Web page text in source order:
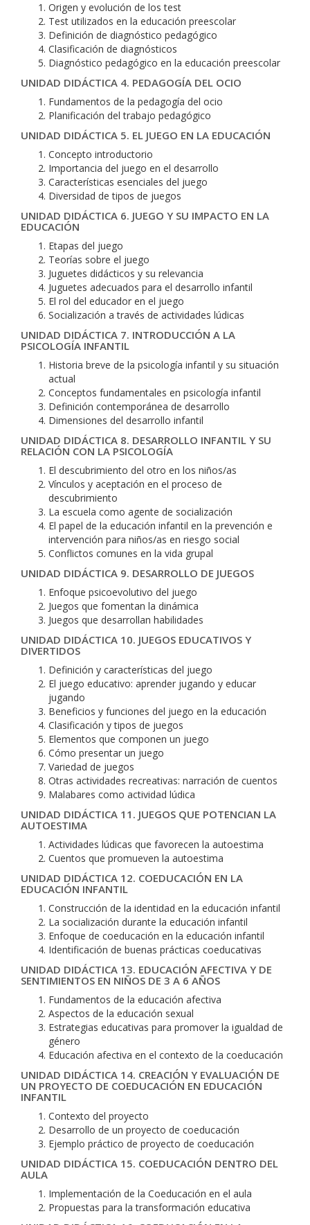
Origen y evolución de los test
Test utilizados en la educación preescolar
Definición de diagnóstico pedagógico
Clasificación de diagnósticos
Diagnóstico pedagógico en la educación preescolar
UNIDAD DIDÁCTICA 4. PEDAGOGÍA DEL OCIO
Fundamentos de la pedagogía del ocio
Planificación del trabajo pedagógico
UNIDAD DIDÁCTICA 5. EL JUEGO EN LA EDUCACIÓN
Concepto introductorio
Importancia del juego en el desarrollo
Características esenciales del juego
Diversidad de tipos de juegos
UNIDAD DIDÁCTICA 6. JUEGO Y SU IMPACTO EN LA
EDUCACIÓN
Etapas del juego
Teorías sobre el juego
Juguetes didácticos y su relevancia
Juguetes adecuados para el desarrollo infantil
El rol del educador en el juego
Socialización a través de actividades lúdicas
UNIDAD DIDÁCTICA 7. INTRODUCCIÓN A LA
PSICOLOGÍA INFANTIL
Historia breve de la psicología infantil y su situación
actual
Conceptos fundamentales en psicología infantil
Definición contemporánea de desarrollo
Dimensiones del desarrollo infantil
UNIDAD DIDÁCTICA 8. DESARROLLO INFANTIL Y SU
RELACIÓN CON LA PSICOLOGÍA
El descubrimiento del otro en los niños/as
Vínculos y aceptación en el proceso de
descubrimiento
La escuela como agente de socialización
El papel de la educación infantil en la prevención e
intervención para niños/as en riesgo social
Conflictos comunes en la vida grupal
UNIDAD DIDÁCTICA 9. DESARROLLO DE JUEGOS
Enfoque psicoevolutivo del juego
Juegos que fomentan la dinámica
Juegos que desarrollan habilidades
UNIDAD DIDÁCTICA 10. JUEGOS EDUCATIVOS Y
DIVERTIDOS
Definición y características del juego
El juego educativo: aprender jugando y educar
jugando
Beneficios y funciones del juego en la educación
Clasificación y tipos de juegos
Elementos que componen un juego
Cómo presentar un juego
Variedad de juegos
Otras actividades recreativas: narración de cuentos
Malabares como actividad lúdica
UNIDAD DIDÁCTICA 11. JUEGOS QUE POTENCIAN LA
AUTOESTIMA
Actividades lúdicas que favorecen la autoestima
Cuentos que promueven la autoestima
UNIDAD DIDÁCTICA 12. COEDUCACIÓN EN LA
EDUCACIÓN INFANTIL
Construcción de la identidad en la educación infantil
La socialización durante la educación infantil
Enfoque de coeducación en la educación infantil
Identificación de buenas prácticas coeducativas
UNIDAD DIDÁCTICA 13. EDUCACIÓN AFECTIVA Y DE
SENTIMIENTOS EN NIÑOS DE 3 A 6 AÑOS
Fundamentos de la educación afectiva
Aspectos de la educación sexual
Estrategias educativas para promover la igualdad de
género
Educación afectiva en el contexto de la coeducación
UNIDAD DIDÁCTICA 14. CREACIÓN Y EVALUACIÓN DE
UN PROYECTO DE COEDUCACIÓN EN EDUCACIÓN
INFANTIL
Contexto del proyecto
Desarrollo de un proyecto de coeducación
Ejemplo práctico de proyecto de coeducación
UNIDAD DIDÁCTICA 15. COEDUCACIÓN DENTRO DEL
AULA
Implementación de la Coeducación en el aula
Propuestas para la transformación educativa